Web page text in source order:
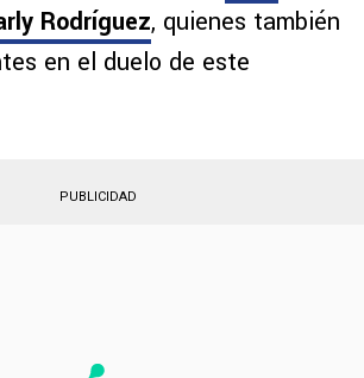
Rodríguez, quienes también
en el duelo de este
PUBLICIDAD